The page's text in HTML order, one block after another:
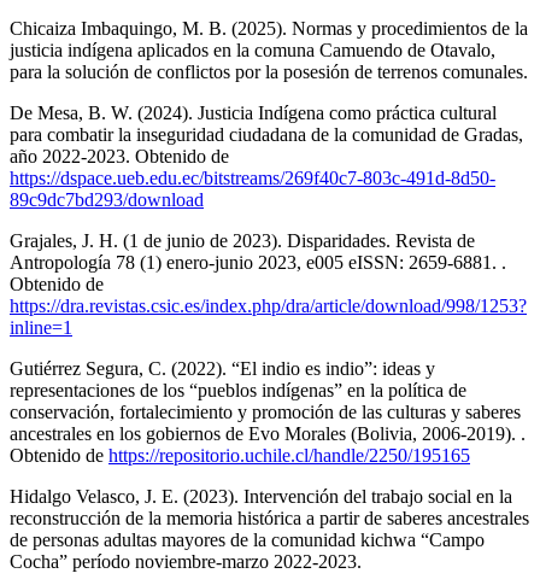
Chicaiza Imbaquingo, M. B. (2025). Normas y procedimientos de la
justicia indígena aplicados en la comuna Camuendo de Otavalo,
para la solución de conflictos por la posesión de terrenos comunales.
De Mesa, B. W. (2024). Justicia Indígena como práctica cultural
para combatir la inseguridad ciudadana de la comunidad de Gradas,
año 2022-2023. Obtenido de
https://dspace.ueb.edu.ec/bitstreams/269f40c7-803c-491d-8d50-
89c9dc7bd293/download
Grajales, J. H. (1 de junio de 2023). Disparidades. Revista de
Antropología 78 (1) enero-junio 2023, e005 eISSN: 2659-6881. .
Obtenido de
https://dra.revistas.csic.es/index.php/dra/article/download/998/1253?
inline=1
Gutiérrez Segura, C. (2022). “El indio es indio”: ideas y
representaciones de los “pueblos indígenas” en la política de
conservación, fortalecimiento y promoción de las culturas y saberes
ancestrales en los gobiernos de Evo Morales (Bolivia, 2006-2019). .
Obtenido de https://repositorio.uchile.cl/handle/2250/195165
Hidalgo Velasco, J. E. (2023). Intervención del trabajo social en la
reconstrucción de la memoria histórica a partir de saberes ancestrales
de personas adultas mayores de la comunidad kichwa “Campo
Cocha” período noviembre-marzo 2022-2023.